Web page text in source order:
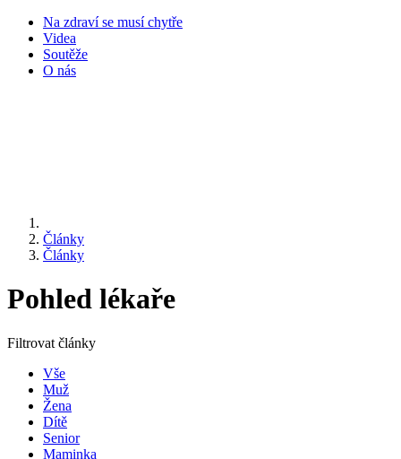
Na zdraví se musí chytře
Videa
Soutěže
O nás
Články
Články
Pohled lékaře
Filtrovat články
Vše
Muž
Žena
Dítě
Senior
Maminka